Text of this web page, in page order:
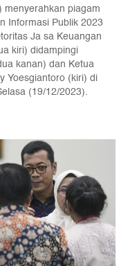
menyerahkan piagam
Informasi Publik 2023
Ja sa Keuangan
kiri) didampingi
kanan) dan Ketua
Yoesgiantoro (kiri) di
(19/12/2023).